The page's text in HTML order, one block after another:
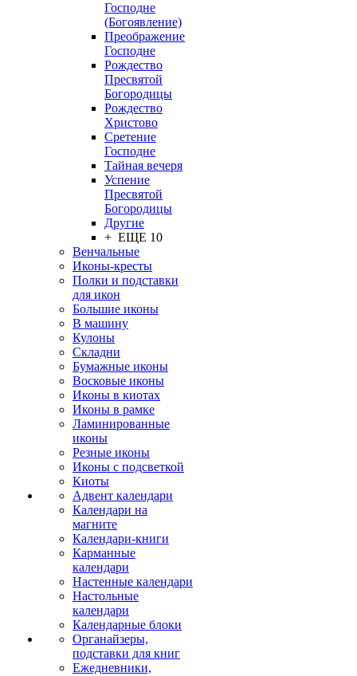
Господне
(Богоявление)
Преображение
Господне
Рождество
Пресвятой
Богородицы
Рождество
Христово
Сретение
Господне
Тайная вечеря
Успение
Пресвятой
Богородицы
Другие
+ ЕЩЕ 10
Венчальные
Иконы-кресты
Полки и подставки
для икон
Большие иконы
В машину
Кулоны
Складни
Бумажные иконы
Восковые иконы
Иконы в киотах
Иконы в рамке
Ламинированные
иконы
Резные иконы
Иконы с подсветкой
Киоты
Адвент календари
Календари на
магните
Календари-книги
Карманные
календари
Настенные календари
Настольные
календари
Календарные блоки
Органайзеры,
подставки для книг
Ежедневники,